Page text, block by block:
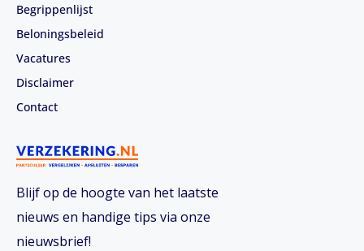
Blijf op de hoogte van het laatste
nieuws en handige tips via onze
nieuwsbrief!
Begrippenlijst
Beloningsbeleid
Vacatures
Disclaimer
Contact